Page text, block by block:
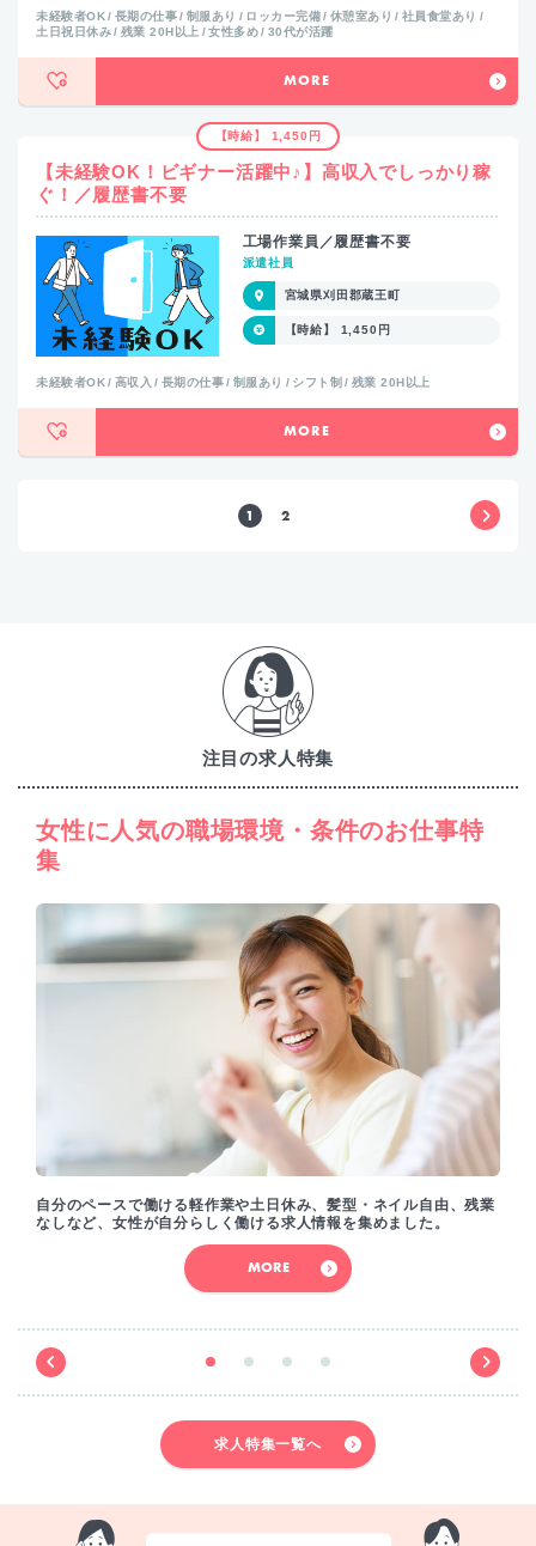
未経験者OK 長期の仕事 制服あり ロッカー完備 休憩室あり
社員食堂あり
土日祝日休み
残業 20H以上 女性多め 30代が活躍
MORE
【時給】 1,450円
【未経験OK！ビギナー活躍中♪】高収入でしっかり稼
ぐ！／履歴書不要
工場作業員／履歴書不要
派遣社員
宮城県刈田郡蔵王町
【時給】 1,450円
未経験者OK 高収入 長期の仕事 制服あり シフト制 残業 20H以上
MORE
1 2
注目の求人特集
女性に人気の職場環境・条件のお仕事特
集
自分のペースで働ける軽作業や土日休み、髪型・ネイル自由、残業
なしなど、女性が自分らしく働ける求人情報を集めました。
MORE
求人特集一覧へ